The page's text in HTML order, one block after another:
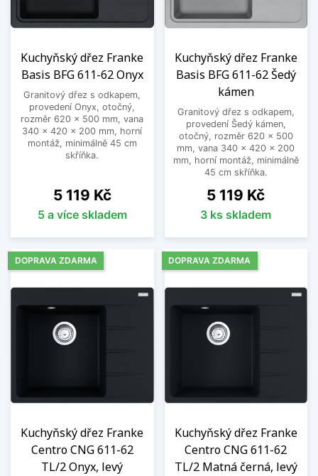
Kuchyňský dřez Franke
Basis BFG 611-62 Onyx
Granitový dřez s odkapem,
provedení Onyx, otočný,
rozměr 620 x 500 mm, vana
340 x 420 x 200 mm, horní
montáž, minimálně 45 cm
skříňka.
Cena
5 119 Kč
5 a více skladem
Kuchyňský dřez Franke
Basis BFG 611-62 Šedý
kámen
Granitový dřez s odkapem,
provedení Šedý kámen,
otočný, rozměr 620 x 500
mm, vana 340 x 420 x 200
mm, horní montáž, minimálně
45 cm skříňka.
Cena
5 119 Kč
3 ks skladem
Kuchyňský dřez Franke
Centro CNG 611-62
TL/2 Onyx, levý
DOPRAVA ZDARMA
Kuchyňský dřez Franke
Centro CNG 611-62
TL/2 Matná černá, levý
DOPRAVA ZDARMA